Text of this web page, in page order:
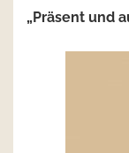
„Präsent und